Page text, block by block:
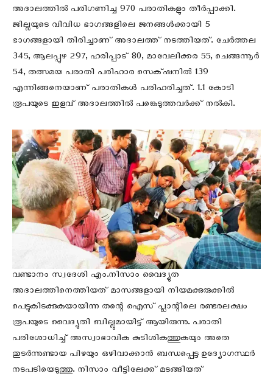
അദാലത്തിൽ പരിഗണിച്ച 970 പരാതികളും തീർപ്പാക്കി.
ജില്ലയുടെ വിവിധ ഭാഗങ്ങളിലെ ജനങ്ങൾക്കായി 5
ഭാഗങ്ങളായി തിരിച്ചാണ് അദാലത്ത് നടത്തിയത്. ചേർത്തല
345, ആലപ്പുഴ 297, ഹരിപ്പാട് 80, മാവേലിക്കര 55, ചെങ്ങന്നൂർ
54, തത്സമയ പരാതി പരിഹാര സെക്‌ഷനിൽ 139
എന്നിങ്ങനെയാണ് പരാതികൾ പരിഹരിച്ചത്. 1.1 കോടി
രൂപയുടെ ഇളവ് അദാലത്തിൽ പങ്കെടുത്തവർക്ക് നൽകി.
വണ്ടാനം സ്വദേശി എം.നിസാം വൈദ്യുത
അദാലത്തിനെത്തിയത് മാസങ്ങളായി നിയമക്കുരുക്കിൽ
പെട്ടുകിടക്കുകയായിന്ന തന്റെ ഐസ് പ്ലാന്റിലെ രണ്ടരലക്ഷം
രൂപയുടെ വൈദ്യുതി ബില്ലുമായിട്ട് ആയിരുന്നു. പരാതി
പരിശോധിച്ച് അസ്വാഭാവിക കുടിശികത്തുകയും അതെ
തുടർന്നുണ്ടായ പിഴയും ഒഴിവാക്കാൻ ബന്ധപ്പെട്ട ഉദ്യോഗസ്ഥർ
നടപടിയെടുത്തു. നിസാം വീട്ടിലേക്ക് മടങ്ങിയത്